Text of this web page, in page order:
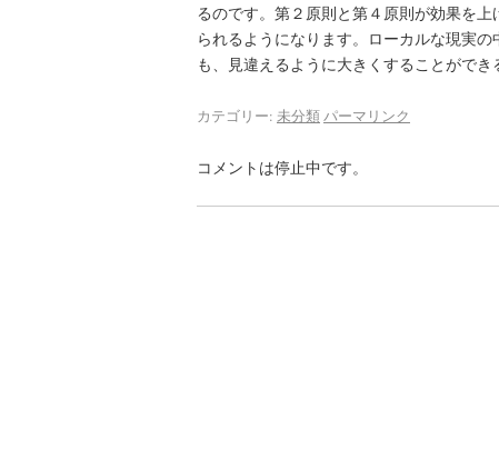
るのです。第２原則と第４原則が効果を
られるようになります。ローカルな現実
も、見違えるように大きくすることができ
カテゴリー: 未分類パーマリンク
コメントは停止中です。